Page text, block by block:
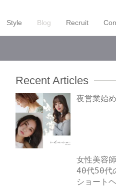
Style Blog Recruit
Recent Articles
夜営業始
女性美容
40代50代
ショート